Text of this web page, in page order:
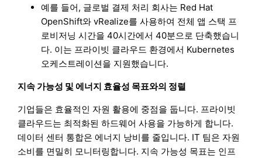
예를 들어, 글로벌 결제 처리 회사는 Red Hat
OpenShift와 vRealize를 사용하여 전체 앱 스택 프
로비저닝 시간을 40시간에서 40분으로 단축했습니
다. 이는 프라이빗 클라우드 환경에서 Kubernetes
오케스트레이션을 지원했습니다.
지속 가능성 및 에너지 효율성 목표와의 정렬
기업들은 효율적인 자원 활용에 중점을 둡니다. 프라이빗
클라우드는 최적화된 하드웨어 사용을 가능하게 합니다.
데이터 센터 통합은 에너지 낭비를 줄입니다. IT 팀은 자원
소비를 면밀히 모니터링합니다. 지속 가능성 목표는 인프